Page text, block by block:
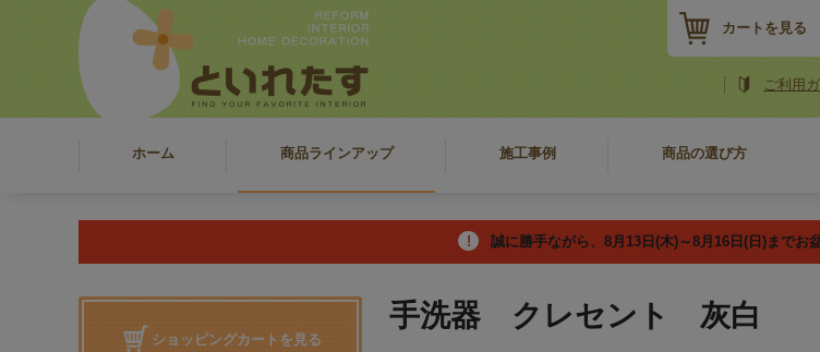
カートを見る
ご利用
ホーム 商品ラインアップ 施工事例 商品の選び方
誠に勝手ながら、8月13日(木)～8月16日(日)までお
手洗器 クレセント 灰白
ショッピングカートを見る